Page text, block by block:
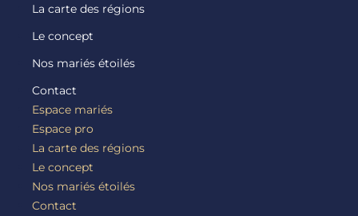
La carte des régions
Le concept
Nos mariés étoilés
Contact
Espace mariés
Espace pro
La carte des régions
Le concept
Nos mariés étoilés
Contact